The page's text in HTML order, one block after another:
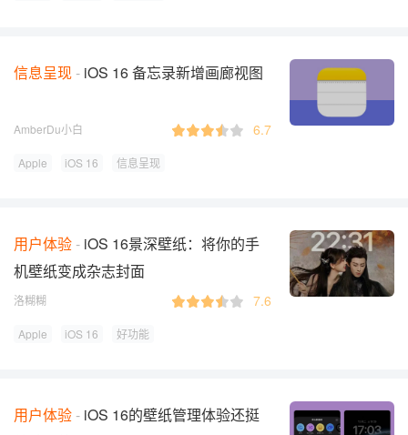
信息呈现 iOS 16 备忘录新增画廊视图
AmberDu小白 6.7
Apple iOS 16 信息呈现
用户体验
iOS 16景深壁纸：将你的手
机壁纸变成杂志封面
洛糊糊 7.6
Apple iOS 16 好功能
用户体验
iOS 16的壁纸管理体验还挺